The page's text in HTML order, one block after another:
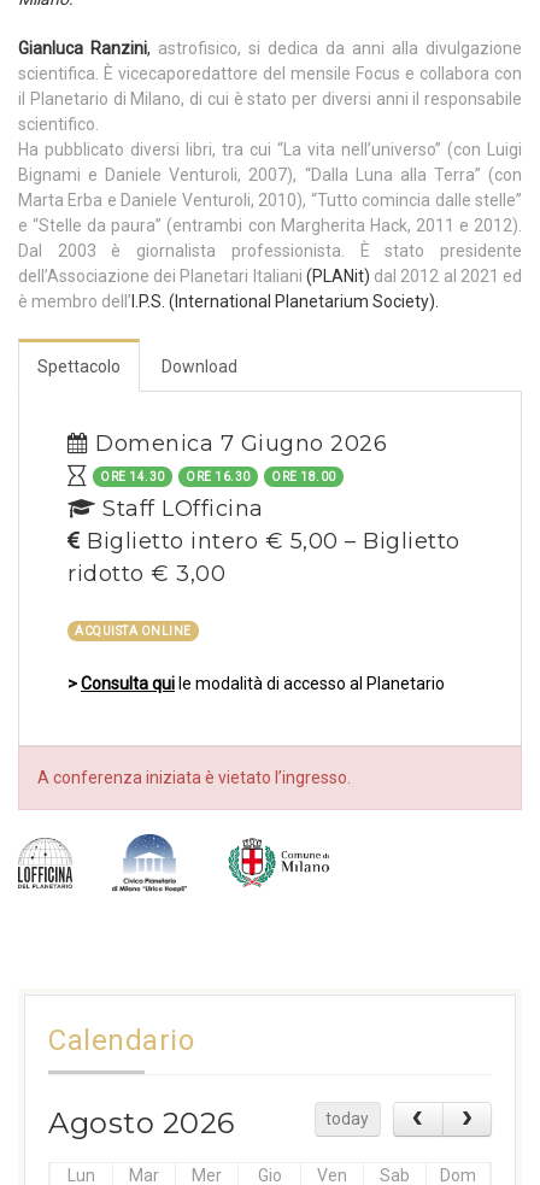
Gianluca Ranzini, astrofisico, si dedica da anni alla divulgazione
scientifica. È vicecaporedattore del mensile Focus e collabora con
il Planetario di Milano, di cui è stato per diversi anni il responsabile
scientifico.
Ha pubblicato diversi libri, tra cui “La vita nell’universo” (con Luigi
Bignami e Daniele Venturoli, 2007), “Dalla Luna alla Terra” (con
Marta Erba e Daniele Venturoli, 2010), “Tutto comincia dalle stelle”
e “Stelle da paura” (entrambi con Margherita Hack, 2011 e 2012).
Dal 2003 è giornalista professionista. È stato presidente
dell’Associazione dei Planetari Italiani (PLANit) dal 2012 al 2021 ed
è membro dell’ I.P.S. (International Planetarium Society).
Spettacolo Download
Domenica 7 Giugno 2026
ORE 14.30 ORE 16.30 ORE 18.00
Staff LOfficina
Biglietto intero € 5,00 – Biglietto
ridotto € 3,00
ACQUISTA ONLINE
>Consulta qui le modalità di accesso al Planetario
A conferenza iniziata è vietato l’ingresso.
Calendario
Agosto 2026 today
Lun Mar Mer Gio Ven Sab Dom